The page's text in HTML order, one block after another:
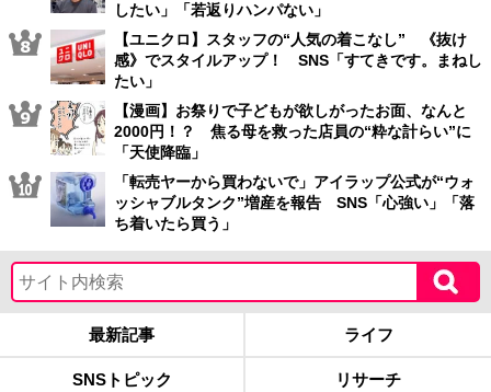
したい」「若返りハンパない」
【ユニクロ】スタッフの“人気の着こなし” 《抜け
感》でスタイルアップ！ SNS「すてきです。まねし
たい」
【漫画】お祭りで子どもが欲しがったお面、なんと
2000円！？ 焦る母を救った店員の“粋な計らい”に
「天使降臨」
「転売ヤーから買わないで」アイラップ公式が“ウォ
ッシャブルタンク”増産を報告 SNS「心強い」「落
ち着いたら買う」
最新記事 ライフ
SNSトピック リサーチ